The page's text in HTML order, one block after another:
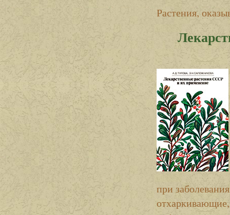
Растения,
при